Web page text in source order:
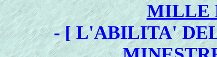
MILLE
- [ L'ABILITA'